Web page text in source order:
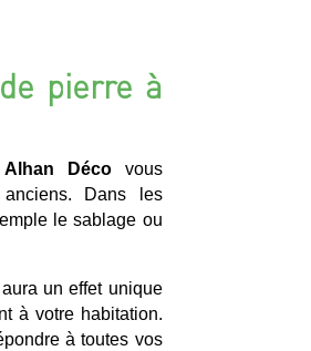
pierre à
Alhan Décovous
Dans les
le sablage ou
un effet unique
à votre habitation.
à toutes vos